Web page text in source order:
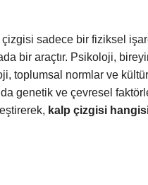
sadece bir fiziksel
bir araçtır. Psikoloji,
toplumsal normlar ve
genetik ve çevresel
kalp çizgisi